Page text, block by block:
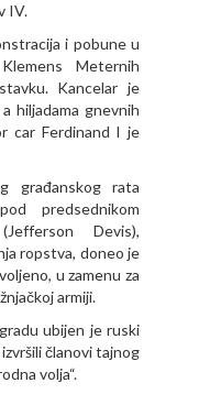
IV.
i pobune u
Meternih
Kancelar je
hiljadama gnevnih
car Ferdinand I je
građanskog rata
predsednikom
Devis),
ropstva, doneo je
u zamenu za
armiji.
ubijen je ruski
članovi tajnog
volja“.